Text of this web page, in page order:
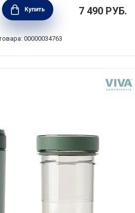
& Take 500 мл, тёмно-
сталь + пластик,
228643
Купить 7 490 РУБ.
00000034763